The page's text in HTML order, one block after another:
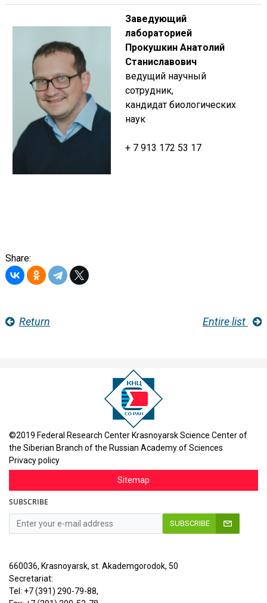
Заведующий
лабораторией
Прокушкин Анатолий
Станиславович
ведущий научный
сотрудник,
кандидат биологических
наук
+ 7 913 172 53 17
Share:
Return Entire list
©2019 Federal Research Center Krasnoyarsk Science Center of
the Siberian Branch of the Russian Academy of Sciences
Privacy policy
Sitemap
SUBSCRIBE
SUBSCRIBE
660036, Krasnoyarsk, st. Akademgorodok, 50
Secretariat:
Tel: +7 (391) 290-79-88,